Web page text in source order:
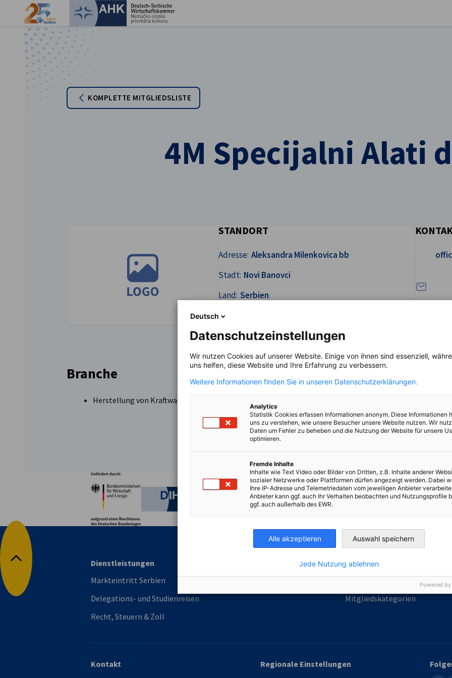
KOMPLETTE MITGLIEDSLISTE
4M Specijalni Alati
STANDORT
Adresse: Aleksandra Milenkovica bb
Stadt: Novi Banovci
Land: Serbien
Branche
Herstellung von Kraftwagen und Kraftwagenteilen
Bundesministerium für Wirtschaft und Energie
Deutsche Industrie- und Handelskammer
Industrie- und Handelskammer
AHK.de
Germany Trade &
Nach oben
Dienstleistungen
Markteintritt Serbien
Delegations- und Studienreisen
Recht, Steuern & Zoll
Mitgliedschaft
Mitgliedskategorien
Kontakt
Regionale Einstellungen
Deutsch
Datenschutzeinstellungen
Wir nutzen Cookies auf unserer Website. Einige von ihnen sind essenziell,
uns helfen, diese Website und Ihre Erfahrung zu verbessern.
Weitere Informationen finden Sie in unseren Datenschutzerklärungen.
Analytics
Statistik Cookies erfassen Informationen anonym. Diese Informationen
uns zu verstehen, wie unsere Besucher unsere Website nutzen. Wir
Daten um Fehler zu beheben und die Nutzung der Website für unsere
optimieren.
Fremde Inhalte
Inhalte wie Text Video oder Bilder von Dritten, z.B. Inhalte anderer
sozialer Netzwerke oder Plattformen dürfen angezeigt werden. Dabei
Ihre IP-Adresse und Telemetriedaten vom jeweiligen Anbieter
Anbieter kann ggf. auch Ihr Verhalten beobachten und Nutzungsprofile
ggf. auch außerhalb des EWR.
Alle akzeptieren Auswahl speichern
Jede Nutzung ablehnen
Powered by